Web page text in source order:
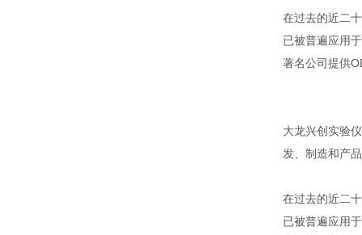
在过去的近二
已被普遍应用
著名公司提供
大龙兴创实验
发、制造和产
在过去的近二
已被普遍应用